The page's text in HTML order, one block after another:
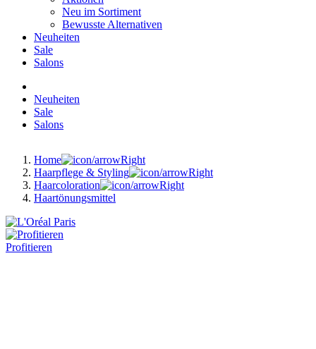
Neu im Sortiment
Bewusste Alternativen
Neuheiten
Sale
Salons
Neuheiten
Sale
Salons
Home
Haarpflege & Styling
Haarcoloration
Haartönungsmittel
Profitieren